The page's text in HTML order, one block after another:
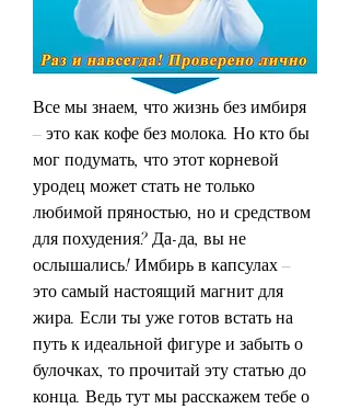
Все мы знаем, что жизнь без имбиря
– это как кофе без молока. Но кто бы
мог подумать, что этот корневой
уродец может стать не только
любимой пряностью, но и средством
для похудения? Да-да, вы не
ослышались! Имбирь в капсулах –
это самый настоящий магнит для
жира. Если ты уже готов встать на
путь к идеальной фигуре и забыть о
булочках, то прочитай эту статью до
конца. Ведь тут мы расскажем тебе о